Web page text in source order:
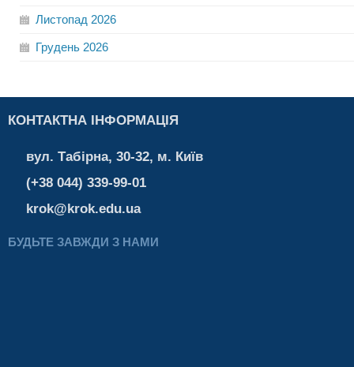
Листопад 2026
Грудень 2026
КОНТАКТНА ІНФОРМАЦІЯ
вул. Табірна, 30-32, м. Київ
(+38 044) 339-99-01
krok@krok.edu.ua
БУДЬТЕ ЗАВЖДИ З НАМИ